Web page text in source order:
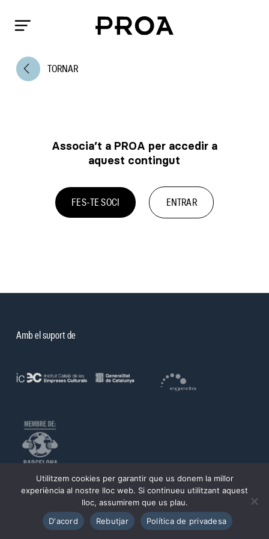
arrow_back_ios TORNAR
Associa’t a PROA per accedir a
aquest contingut
FES-TE SOCI ENTRAR
Amb el suport de
©PROA 2026.
Política de privadesa Avís legal
Utilitzem cookies per garantir que us donem la millor
experiència al nostre lloc web. Si continueu utilitzant aquest
lloc, assumirem que us plau.
D'acord
Rebutjar Política de privadesa